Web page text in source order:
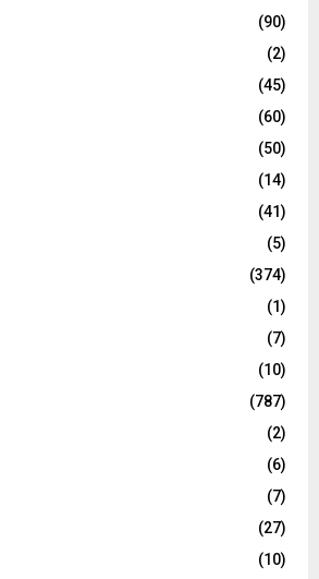
(90)
(2)
(45)
(60)
(50)
(14)
(41)
(5)
(374)
(1)
(7)
(10)
(787)
(2)
(6)
(7)
(27)
(10)